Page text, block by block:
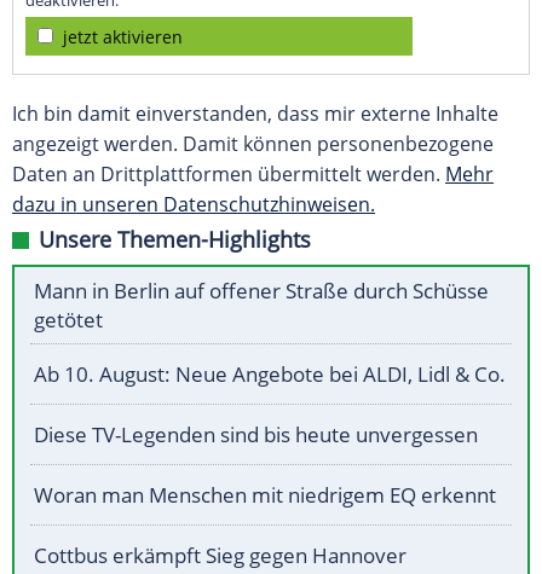
jetzt aktivieren
Ich bin damit einverstanden, dass mir externe Inhalte
angezeigt werden. Damit können personenbezogene
Daten an Drittplattformen übermittelt werden. Mehr
dazu in unseren Datenschutzhinweisen.
Unsere Themen-Highlights
Mann in Berlin auf offener Straße durch Schüsse
getötet
Ab 10. August: Neue Angebote bei ALDI, Lidl & Co.
Diese TV-Legenden sind bis heute unvergessen
Woran man Menschen mit niedrigem EQ erkennt
Cottbus erkämpft Sieg gegen Hannover